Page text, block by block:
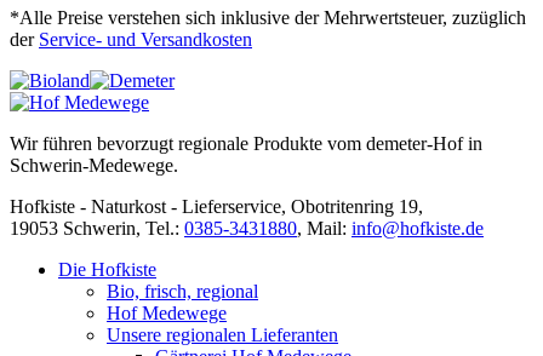
*Alle Preise verstehen sich inklusive der Mehrwertsteuer, zuzüglich
der Service- und Versandkosten
Wir führen bevorzugt regionale Produkte vom demeter-Hof in
Schwerin-Medewege.
Hofkiste - Naturkost - Lieferservice, Obotritenring 19,
19053 Schwerin, Tel.: 0385-3431880, Mail: info@hofkiste.de
Die Hofkiste
Bio, frisch, regional
Hof Medewege
Unsere regionalen Lieferanten